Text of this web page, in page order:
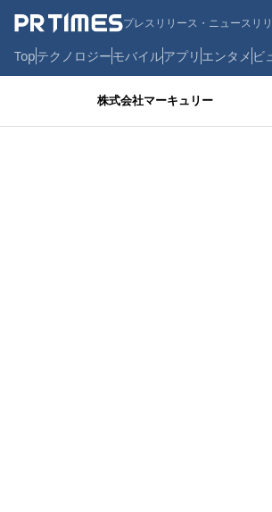
プレスリリース・ニュースリ
Topテクノロジーモバイルアプリ エンタメ ビ
株式会社マーキュリー